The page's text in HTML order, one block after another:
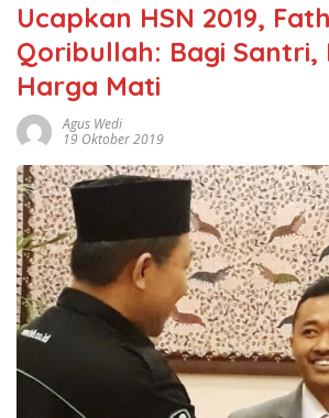
Ucapkan HSN 2019,
Qoribullah: Bagi Santri,
Harga Mati
Agus Wedi
19 Oktober 2019